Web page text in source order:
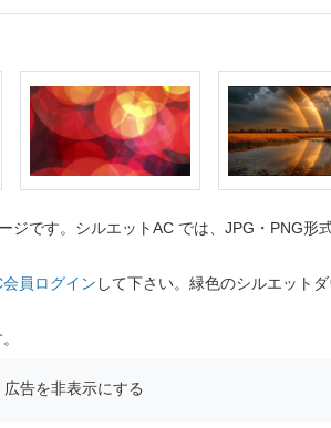
です。シルエットAC では、JPG・PNG形
員ログイン して下さい。緑色のシルエット
広告を非表示にする